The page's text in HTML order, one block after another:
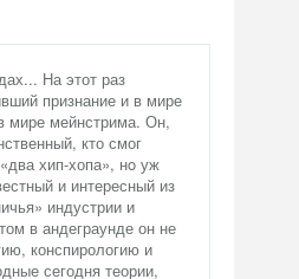
На этот раз
признание и в мире
мире мейнстрима. Он,
кто смог
хип-хопа», нo уж
и интересный из
индустрии и
в андеграунде он не
конспирологию и
сегодня теории,